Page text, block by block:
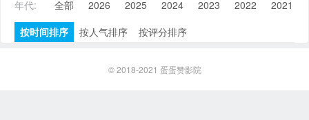
年代:
全部 2026 2025 2024 2023 2022 2021
按时间排序
按人气排序 按评分排序
© 2018-2021 蛋蛋赞影院